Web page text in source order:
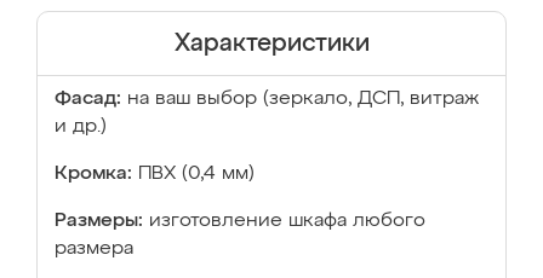
Характеристики
Фасад: на ваш выбор (зеркало, ДСП, витраж
и др.)
Кромка: ПВХ (0,4 мм)
Размеры: изготовление шкафа любого
размера